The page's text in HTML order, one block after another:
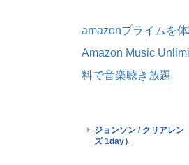
amazonプライムを
Amazon Music
料で音楽聴き放題